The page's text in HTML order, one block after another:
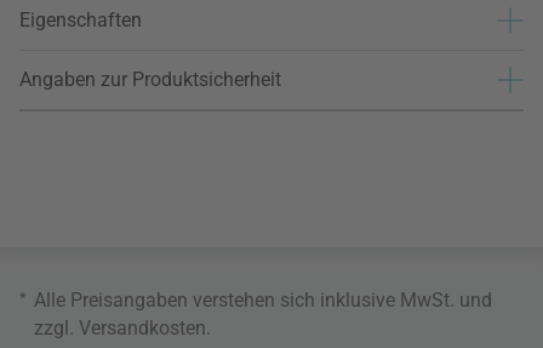
Eigenschaften
Angaben zur Produktsicherheit
* Alle Preisangaben verstehen sich inklusive MwSt. und
zzgl. Versandkosten